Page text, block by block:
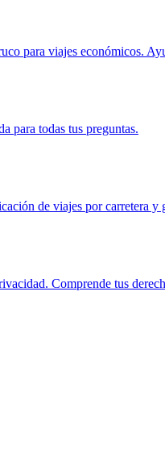
para viajes económicos.
para todas tus preguntas.
de viajes por carretera
Comprende tus